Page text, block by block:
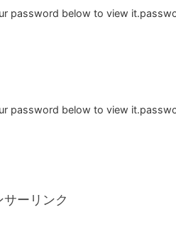
password below to view
password below to view
サーリンク